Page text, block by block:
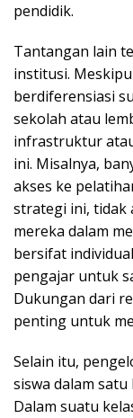
pendidik.
Tantangan lain
institusi.
berdiferensiasi
sekolah atau
infrastruktur
ini. Misalnya,
akses ke
strategi ini, tidak
mereka dalam
bersifat
pengajar untuk
Dukungan dari
penting untuk
Selain itu,
siswa dalam
Dalam suatu